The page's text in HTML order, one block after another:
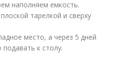
наполняем емкость.
тарелкой и сверху
место, а через 5 дней
к столу.